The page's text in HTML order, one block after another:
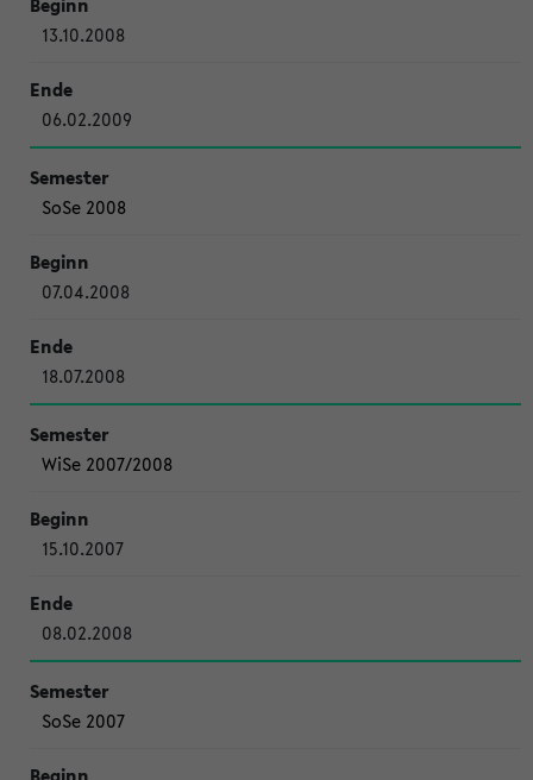
13.10.2008
06.02.2009
SoSe 2008
07.04.2008
18.07.2008
WiSe 2007/2008
15.10.2007
08.02.2008
SoSe 2007